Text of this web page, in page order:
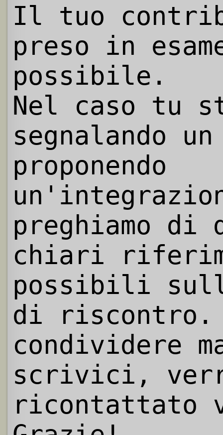
Il tuo
preso in
possibile.
Nel caso tu
segnalando
proponendo
preghiamo
chiari
possibili
di riscontro.
condividere
scrivici,
ricontattato